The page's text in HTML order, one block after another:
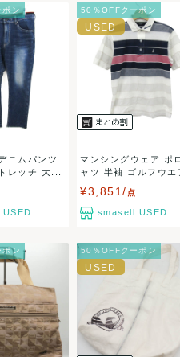
答えできない場合もございます
・返金にて対応致しますので
、コンビニ払い
ン
ニムパンツ
レッチ 大...
50％OFFクーポン
マンシングウェア ポ
ャツ 半袖 ゴルフウエ
¥3,851/ 点
smasell.USED
ン 50％OFFクーポン